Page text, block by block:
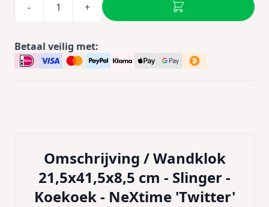
- +
Betaal veilig met:
Omschrijving /Wandklok
21,5x41,5x8,5 cm - Slinger -
Koekoek - NeXtime 'Twitter'